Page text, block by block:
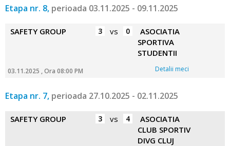
Etapa nr. 8, perioada 03.11.2025 - 09.11.2025
SAFETY GROUP 3 vs 0
ASOCIATIA
SPORTIVA
STUDENTII
03.11.2025 , Ora 08:00 PM Detalii meci
Etapa nr. 7, perioada 27.10.2025 - 02.11.2025
SAFETY GROUP 3 vs 4
ASOCIATIA
CLUB SPORTIV
DIVG CLUJ